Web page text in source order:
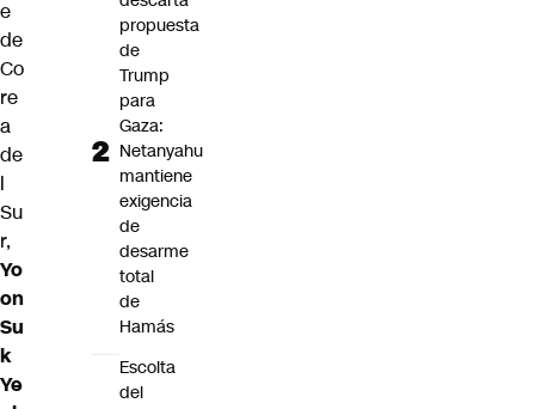
e
de
Co
re
a
de
l
Su
r,
Yo
on
Su
k
Ye
propuesta
de
Trump
para
Gaza:
Netanyahu
mantiene
exigencia
de
desarme
total
de
Hamás
Escolta
del